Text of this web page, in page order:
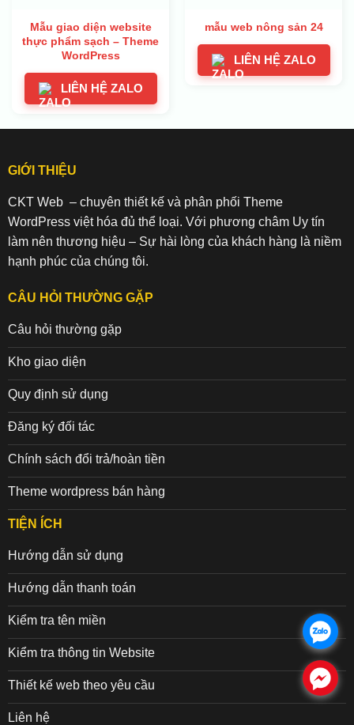
Mẫu giao diện website
thực phẩm sạch – Theme
WordPress
LIÊN HỆ ZALO
mẫu web nông sản 24
LIÊN HỆ ZALO
GIỚI THIỆU
CKT Web – chuyên thiết kế và phân phối Theme
WordPress việt hóa đủ thể loại. Với phương châm Uy tín
làm nên thương hiệu – Sự hài lòng của khách hàng là niềm
hạnh phúc của chúng tôi.
CÂU HỎI THƯỜNG GẶP
Câu hỏi thường gặp
Kho giao diện
Quy định sử dụng
Đăng ký đối tác
Chính sách đổi trả/hoàn tiền
Theme wordpress bán hàng
TIỆN ÍCH
Hướng dẫn sử dụng
Hướng dẫn thanh toán
Kiểm tra tên miền
Kiểm tra thông tin Website
Thiết kế web theo yêu cầu
Liên hệ
.
.